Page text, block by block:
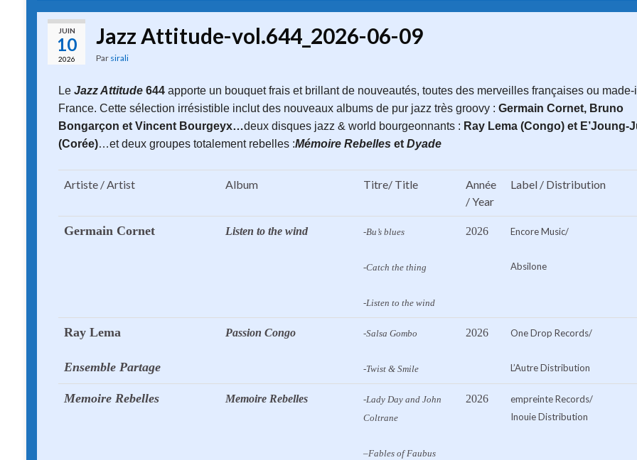
JUIN
10
2026
Jazz Attitude-vol.644_2026-06-09
Par sirali
Le Jazz Attitude 644 apporte un bouquet frais et brillant de nouveautés, toutes des merveilles françaises ou made-
France. Cette sélection irrésistible inclut des nouveaux albums de pur jazz très groovy : Germain Cornet, Bruno
Bongarçon et Vincent Bourgeyx…deux disques jazz & world bourgeonnants : Ray Lema (Congo) et E’Joung-
(Corée)…et deux groupes totalement rebelles :Mémoire Rebelles et Dyade
Artiste / Artist Album Titre/ Title
Année
/ Year
Label / Distribution
Germain Cornet Listen to the wind -Bu’s blues
-Catch the thing
-Listen to the wind
2026 Encore Music/
Absilone
Ray Lema
Ensemble Partage
Passion Congo -Salsa Gombo
-Twist & Smile
2026 One Drop Records/
L’Autre Distribution
Memoire Rebelles Memoire Rebelles
-Lady Day and John
Coltrane
–Fables of Faubus
2026
empreinte Records/
Inouie Distribution